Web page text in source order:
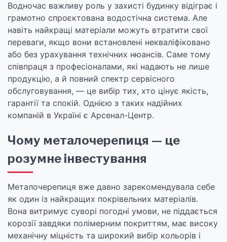
Водночас важливу роль у захисті будинку відіграє і
грамотно спроєктована водостічна система. Але
навіть найкращі матеріали можуть втратити свої
переваги, якщо вони встановлені некваліфіковано
або без урахування технічних нюансів. Саме тому
співпраця з професіоналами, які надають не лише
продукцію, а й повний спектр сервісного
обслуговування, — це вибір тих, хто цінує якість,
гарантії та спокій. Однією з таких надійних
компаній в Україні є Арсенал-Центр.
Чому металочерепиця — це
розумне інвестування
Металочерепиця вже давно зарекомендувала себе
як один із найкращих покрівельних матеріалів.
Вона витримує суворі погодні умови, не піддається
корозії завдяки полімерним покриттям, має високу
механічну міцність та широкий вибір кольорів і